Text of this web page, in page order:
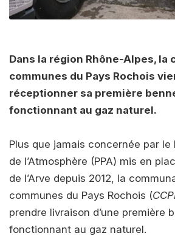
Dans la région Rhône-Alpes, la
communes du Pays Rochois
réceptionner sa première
fonctionnant au gaz naturel.
Plus que jamais concernée par le
de l’Atmosphère (PPA) mis en
de l’Arve depuis 2012, la
communes du Pays Rochois (
prendre livraison d’une première
fonctionnant au gaz naturel.